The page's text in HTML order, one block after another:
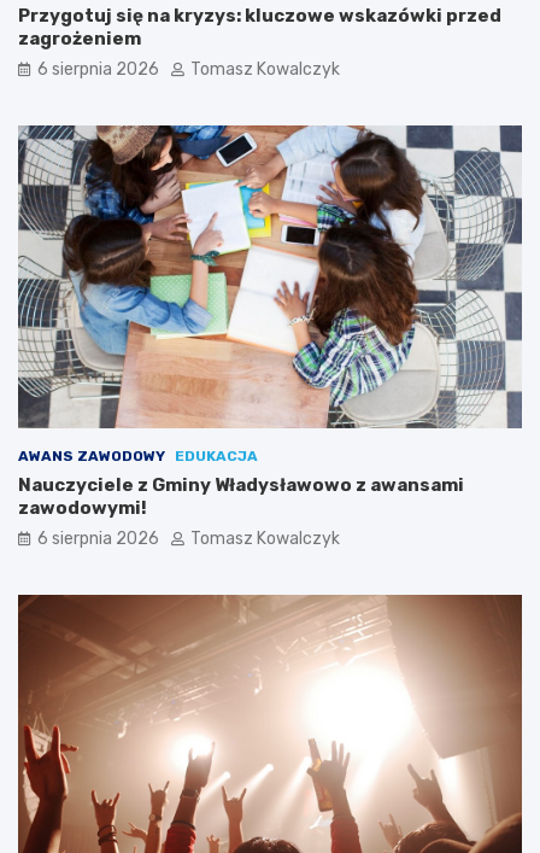
Przygotuj się na kryzys: kluczowe wskazówki przed
zagrożeniem
6 sierpnia 2026 Tomasz Kowalczyk
AWANS ZAWODOWY EDUKACJA
Nauczyciele z Gminy Władysławowo z awansami
zawodowymi!
6 sierpnia 2026 Tomasz Kowalczyk